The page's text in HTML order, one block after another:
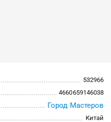
532966
4660659146038
Город Мастеров
Китай